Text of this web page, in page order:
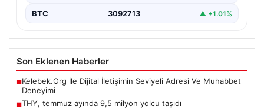
BTC 3092713 ▲ +1.01%
Son Eklenen Haberler
■Kelebek.Org İle Dijital İletişimin Seviyeli Adresi Ve Muhabbet
Deneyimi
■THY, temmuz ayında 9,5 milyon yolcu taşıdı